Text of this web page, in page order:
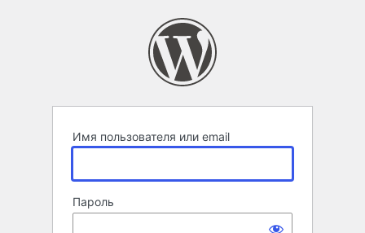
Имя пользователя или email
Пароль